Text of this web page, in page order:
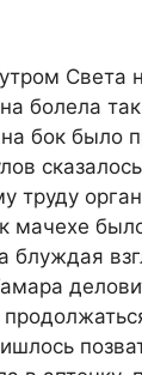
Света
болела
бок было
труду
мачехе
блуждая